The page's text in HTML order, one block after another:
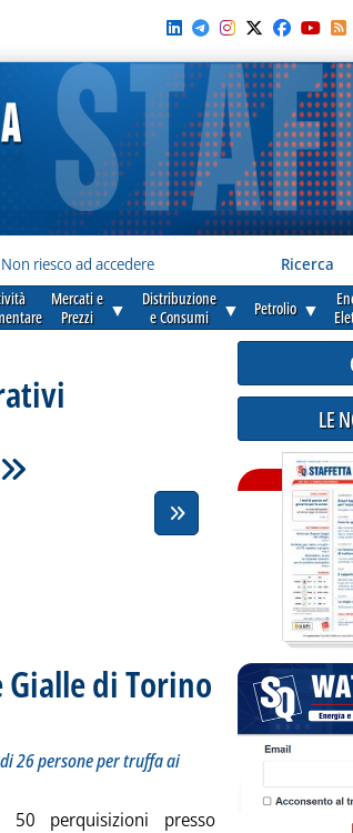
Non riesco ad accedere Ricerca
Mercati e
Prezzi
▼
Distribuzione
e Consumi
▼ Petrolio ▼
di Torino
dell'indagine che a ottobre aveva portato all'arresto di 26
26 persone per truffa ai
perquisizioni presso
LE